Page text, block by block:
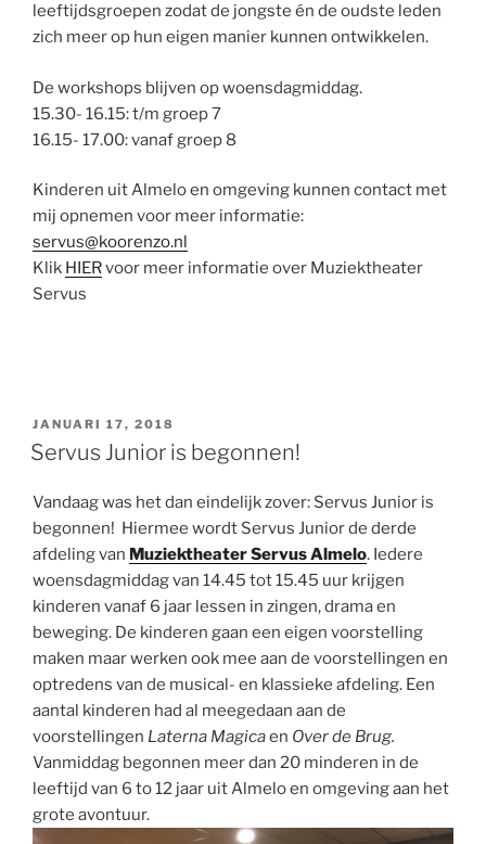
leeftijdsgroepen zodat de jongste én de oudste leden
zich meer op hun eigen manier kunnen ontwikkelen.
De workshops blijven op woensdagmiddag.
15.30- 16.15: t/m groep 7
16.15- 17.00: vanaf groep 8
Kinderen uit Almelo en omgeving kunnen contact met
mij opnemen voor meer informatie:
servus@koorenzo.nl
Klik HIERvoor meer informatie over Muziektheater
Servus
GEPLAATST
OP
JANUARI 17, 2018
Servus Junior is begonnen!
Vandaag was het dan eindelijk zover: Servus Junior is
begonnen! Hiermee wordt Servus Junior de derde
afdeling van Muziektheater Servus Almelo. Iedere
woensdagmiddag van 14.45 tot 15.45 uur krijgen
kinderen vanaf 6 jaar lessen in zingen, drama en
beweging. De kinderen gaan een eigen voorstelling
maken maar werken ook mee aan de voorstellingen en
optredens van de musical- en klassieke afdeling. Een
aantal kinderen had al meegedaan aan de
voorstellingen Laterna Magicaen Over de Brug.
Vanmiddag begonnen meer dan 20 minderen in de
leeftijd van 6 to 12 jaar uit Almelo en omgeving aan het
grote avontuur.